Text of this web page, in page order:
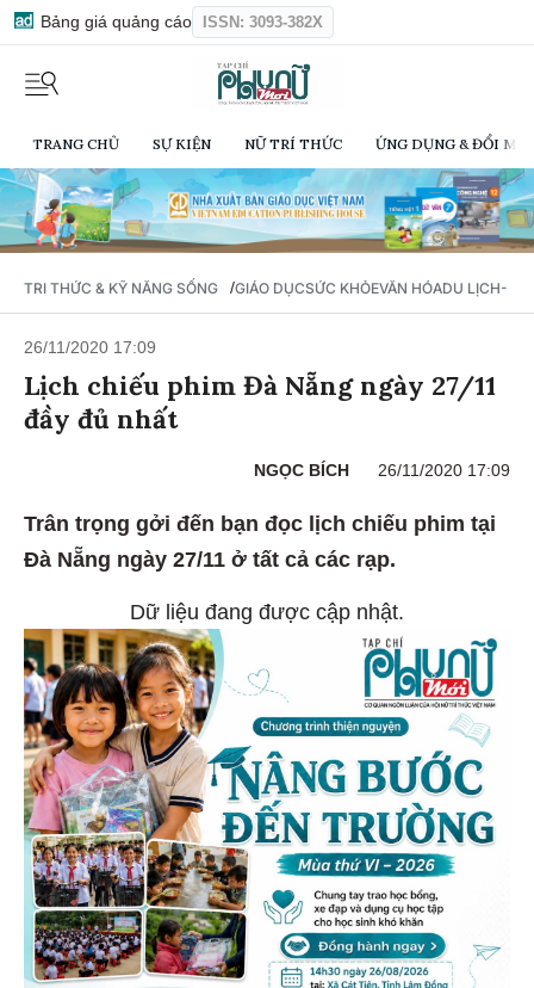
Bảng giá quảng cáo ISSN: 3093-382X
TRANG CHỦ SỰ KIỆN NỮ TRÍ THỨC ỨNG DỤNG & ĐỔI
TRI THỨC & KỸ NĂNG SỐNG /GIÁO DỤCSỨC KHỎEVĂN HÓADU LỊCH-
26/11/2020 17:09
Lịch chiếu phim Đà Nẵng ngày 27/11
đầy đủ nhất
NGỌC BÍCH 26/11/2020 17:09
Trân trọng gởi đến bạn đọc lịch chiếu phim tại
Đà Nẵng ngày 27/11 ở tất cả các rạp.
Dữ liệu đang được cập nhật.